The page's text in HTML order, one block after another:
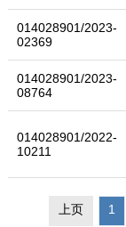
014028901/2023-
02369
014028901/2023-
08764
014028901/2022-
10211
上页 1